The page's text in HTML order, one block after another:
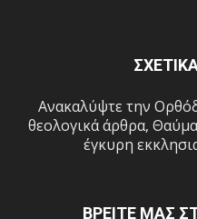
Ανακαλύψτε την
θεολογικά άρθρα,
έγκυρη
ΒΡΕΙΤΕ ΜΑΣ